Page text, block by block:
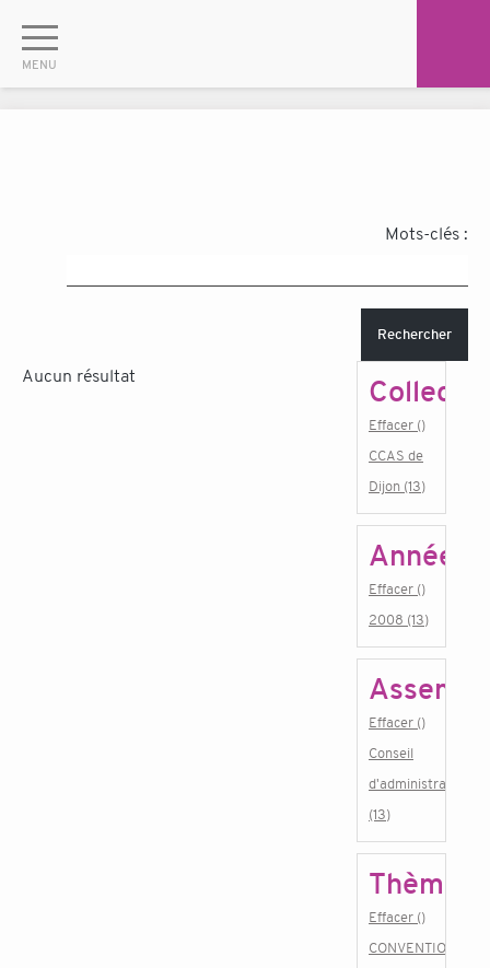
Mots-clés :
Rechercher
Aucun résultat
Effacer ()
CCAS de
Dijon (13)
Année
Effacer ()
2008 (13)
Effacer ()
Conseil
d'administration
(13)
Thème
Effacer ()
CONVENTIONS